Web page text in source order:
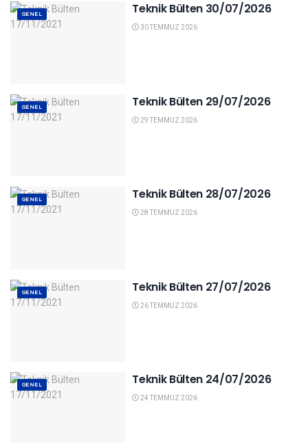
GENEL Teknik Bülten 30/07/2026
30 TEMMUZ 2026
GENEL Teknik Bülten 29/07/2026
29 TEMMUZ 2026
GENEL Teknik Bülten 28/07/2026
28 TEMMUZ 2026
GENEL Teknik Bülten 27/07/2026
26 TEMMUZ 2026
GENEL Teknik Bülten 24/07/2026
24 TEMMUZ 2026